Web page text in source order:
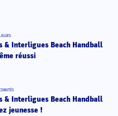
& Interligues Beach Handball
réussi
& Interligues Beach Handball
jeunesse !